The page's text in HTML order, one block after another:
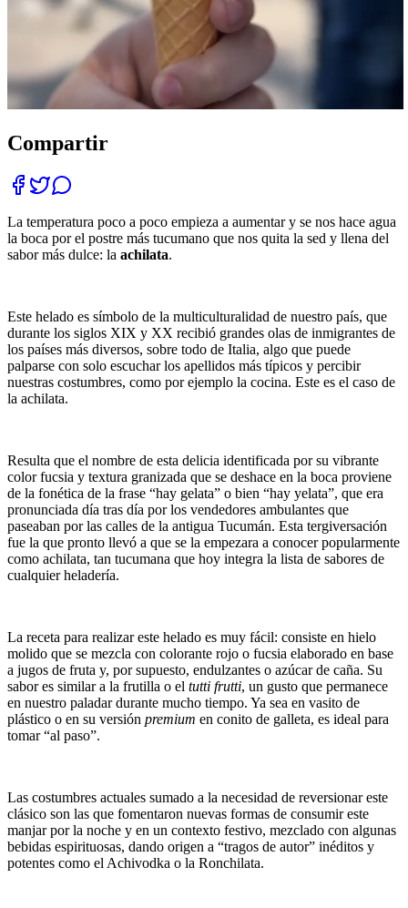
Compartir
La temperatura poco a poco empieza a aumentar y se nos hace agua
la boca por el postre más tucumano que nos quita la sed y llena del
sabor más dulce: la achilata.
Este helado es símbolo de la multiculturalidad de nuestro país, que
durante los siglos XIX y XX recibió grandes olas de inmigrantes de
los países más diversos, sobre todo de Italia, algo que puede
palparse con solo escuchar los apellidos más típicos y percibir
nuestras costumbres, como por ejemplo la cocina. Este es el caso de
la achilata.
Resulta que el nombre de esta delicia identificada por su vibrante
color fucsia y textura granizada que se deshace en la boca proviene
de la fonética de la frase “hay gelata” o bien “hay yelata”, que era
pronunciada día tras día por los vendedores ambulantes que
paseaban por las calles de la antigua Tucumán. Esta tergiversación
fue la que pronto llevó a que se la empezara a conocer popularmente
como achilata, tan tucumana que hoy integra la lista de sabores de
cualquier heladería.
La receta para realizar este helado es muy fácil: consiste en hielo
molido que se mezcla con colorante rojo o fucsia elaborado en base
a jugos de fruta y, por supuesto, endulzantes o azúcar de caña. Su
sabor es similar a la frutilla o el tutti frutti, un gusto que permanece
en nuestro paladar durante mucho tiempo. Ya sea en vasito de
plástico o en su versión premium en conito de galleta, es ideal para
tomar “al paso”.
Las costumbres actuales sumado a la necesidad de reversionar este
clásico son las que fomentaron nuevas formas de consumir este
manjar por la noche y en un contexto festivo, mezclado con algunas
bebidas espirituosas, dando origen a “tragos de autor” inéditos y
potentes como el Achivodka o la Ronchilata.